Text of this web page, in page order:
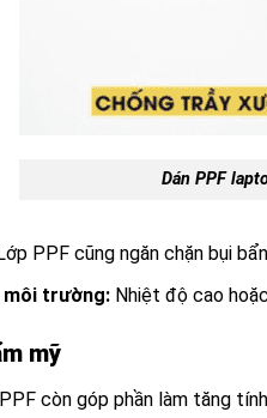
Dán PPF
PPF cũng ngăn chặn bụi
môi trường:Nhiệt độ cao
mỹ
còn góp phần làm tăng